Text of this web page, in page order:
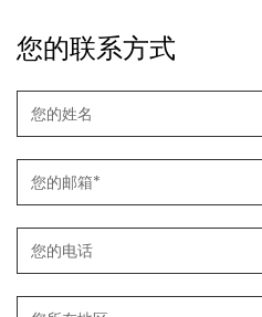
您的联系方式